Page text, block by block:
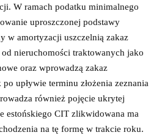
W ramach podatku minimalnego
uproszczonej podstawy
w amortyzacji uszczelnią zakaz
nieruchomości traktowanych jako
oraz wprowadzą zakaz
upływie terminu złożenia zeznania
również pojęcie ukrytej
estońskiego CIT zlikwidowana ma
na tę formę w trakcie roku.